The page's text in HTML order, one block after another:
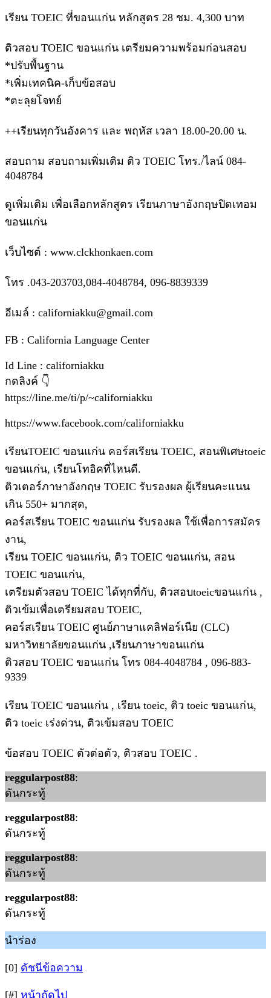
เรียน TOEIC ที่ขอนแก่น หลักสูตร 28 ชม. 4,300 บาท
ติวสอบ TOEIC ขอนแก่น เตรียมความพร้อมก่อนสอบ
*ปรับพื้นฐาน
*เพิ่มเทคนิค-เก็บข้อสอบ
*ตะลุยโจทย์
++เรียนทุกวันอังคาร และ พฤหัส เวลา 18.00-20.00 น.
สอบถาม สอบถามเพิ่มเติม ติว TOEIC โทร./ไลน์ 084-
4048784
ดูเพิ่มเติม เพื่อเลือกหลักสูตร เรียนภาษาอังกฤษปิดเทอม
ขอนแก่น
เว็บไซต์ : www.clckhonkaen.com
โทร .043-203703,084-4048784, 096-8839339
อีเมล์ : californiakku@gmail.com
FB : California Language Center
Id Line : californiakku
กดลิงค์ 👇
https://line.me/ti/p/~californiakku
https://www.facebook.com/californiakku
เรียนTOEIC ขอนแก่น คอร์สเรียน TOEIC, สอนพิเศษtoeic
ขอนแก่น, เรียนโทอิคที่ไหนดี.
ติวเตอร์ภาษาอังกฤษ TOEIC รับรองผล ผู้เรียนคะแนน
เกิน 550+ มากสุด,
คอร์สเรียน TOEIC ขอนแก่น รับรองผล ใช้เพื่อการสมัคร
งาน,
เรียน TOEIC ขอนแก่น, ติว TOEIC ขอนแก่น, สอน
TOEIC ขอนแก่น,
เตรียมตัวสอบ TOEIC ได้ทุกที่กับ, ติวสอบtoeicขอนแก่น ,
ติวเข้มเพื่อเตรียมสอบ TOEIC,
คอร์สเรียน TOEIC ศูนย์ภาษาแคลิฟอร์เนีย (CLC)
มหาวิทยาลัยขอนแก่น ,เรียนภาษาขอนแก่น
ติวสอบ TOEIC ขอนแก่น โทร 084-4048784 , 096-883-
9339
เรียน TOEIC ขอนแก่น , เรียน toeic, ติว toeic ขอนแก่น,
ติว toeic เร่งด่วน, ติวเข้มสอบ TOEIC
ข้อสอบ TOEIC ตัวต่อตัว, ติวสอบ TOEIC .
reggularpost88:
ดันกระทู้
reggularpost88:
ดันกระทู้
reggularpost88:
ดันกระทู้
reggularpost88:
ดันกระทู้
นำร่อง
[0] ดัชนีข้อความ
[#] หน้าถัดไป